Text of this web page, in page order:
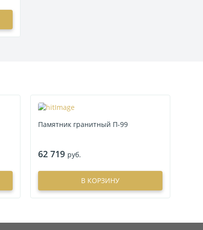
Памятник гранитный П-99
62 719 руб.
В КОРЗИНУ